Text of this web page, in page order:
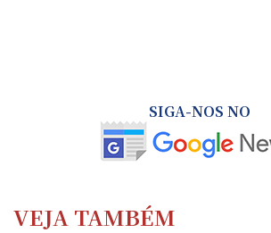
SIGA-NOS NO
VEJA TAMBÉM